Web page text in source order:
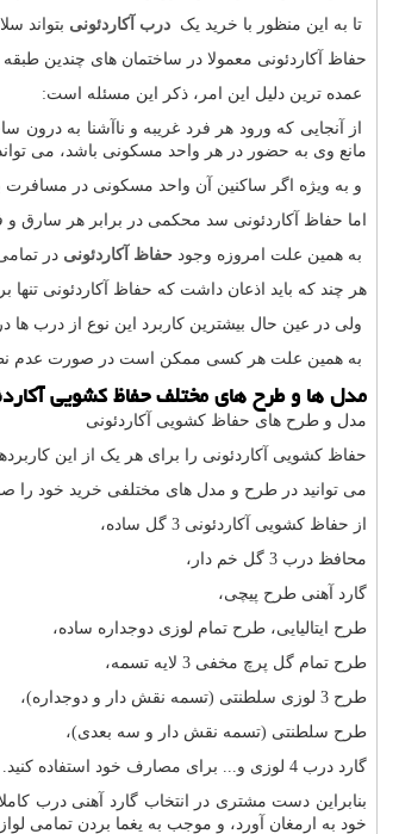
تا به این منظور با خرید یک درب آکاردئونی بتواند
حفاظ آکاردئونی معمولا در ساختمان های چندین
عمده ترین دلیل این امر، ذکر این مسئله است:
از آنجایی که ورود هر فرد غریبه و ناآشنا به
مانع وی به حضور در هر واحد مسکونی باشد، می تواند
و به ویژه اگر ساکنین آن واحد مسکونی در مسافرت
اما حفاظ آکاردئونی سد محکمی در برابر هر سارق و
به همین علت امروزه وجود حفاظ آکاردئونی در
هر چند که باید اذعان داشت که حفاظ آکاردئونی
ولی در عین حال بیشترین کاربرد این نوع از درب ها
به همین علت هر کسی ممکن است در صورت عدم
مدل ها و طرح های مختلف حفاظ کشویی
مدل و طرح های حفاظ کشویی آکاردئونی
حفاظ کشویی آکاردئونی را برای هر یک از این
می توانید در طرح و مدل های مختلفی خرید خود را
از حفاظ کشویی آکاردئونی 3 گل ساده،
محافظ درب 3 گل خم دار،
گارد آهنی طرح پیچی،
طرح ایتالیایی، طرح تمام لوزی دوجداره ساده،
طرح تمام گل پرچ مخفی 3 لایه تسمه،
طرح 3 لوزی سلطنتی (تسمه نقش دار و دوجداره)،
طرح سلطنتی (تسمه نقش دار و سه بعدی)،
گارد درب 4 لوزی و... برای مصارف خود استفاده کنید.
بنابراین دست مشتری در انتخاب گارد آهنی درب
خود به ارمغان آورد، و موجب به یغما بردن تمامی